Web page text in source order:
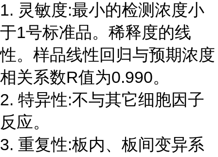
1. 灵敏度:最小的检测浓度小
于1号标准品。稀释度的线
性。样品线性回归与预期浓度
相关系数R值为0.990。
2. 特异性:不与其它细胞因子
反应。
3. 重复性:板内、板间变异系